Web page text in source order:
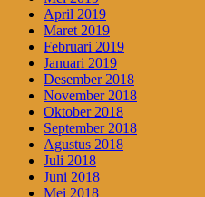
April 2019
Maret 2019
Februari 2019
Januari 2019
Desember 2018
November 2018
Oktober 2018
September 2018
Agustus 2018
Juli 2018
Juni 2018
Mei 2018